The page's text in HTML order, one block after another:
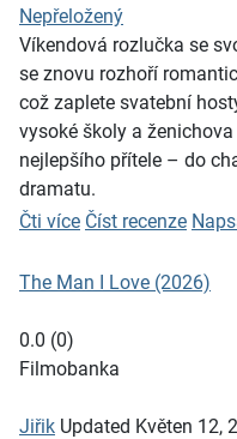
Nepřeložený
Víkendová rozlučka se
se znovu rozhoří
což zaplete svatební
vysoké školy a
nejlepšího přítele – do
dramatu.
Čti více Číst recenze
The Man I Love (2026)
0.0 (0)
Filmobanka
Jiřik Updated Květen 12,